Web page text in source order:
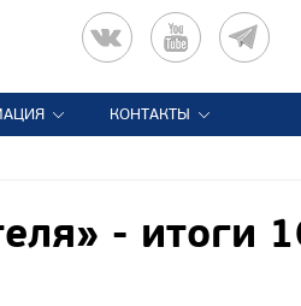
КОНТАКТЫ
- итоги